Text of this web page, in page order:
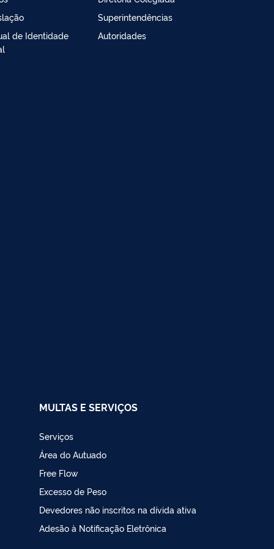
de Identidade
Superintendências
Autoridades
MULTAS E SERVIÇOS
Serviços
Área do Autuado
Free Flow
Excesso de Peso
Devedores não inscritos na dívida ativa
Adesão à Notificação Eletrônica